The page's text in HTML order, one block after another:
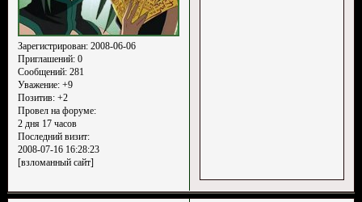
Зарегистрирован: 2008-06-06
Приглашений:0
Сообщений:281
Уважение: +9
Позитив: +2
Провел на форуме:
2 дня 17 часов
Последний визит:
2008-07-16 16:28:23
[взломанный сайт]